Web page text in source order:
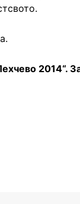
2014“.